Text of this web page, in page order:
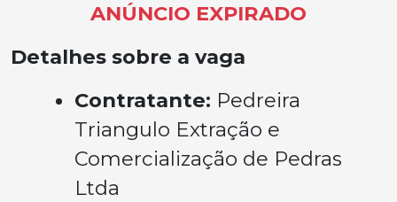
ANÚNCIO EXPIRADO
Detalhes sobre a vaga
Contratante: Pedreira
Triangulo Extração e
Comercialização de Pedras
Ltda